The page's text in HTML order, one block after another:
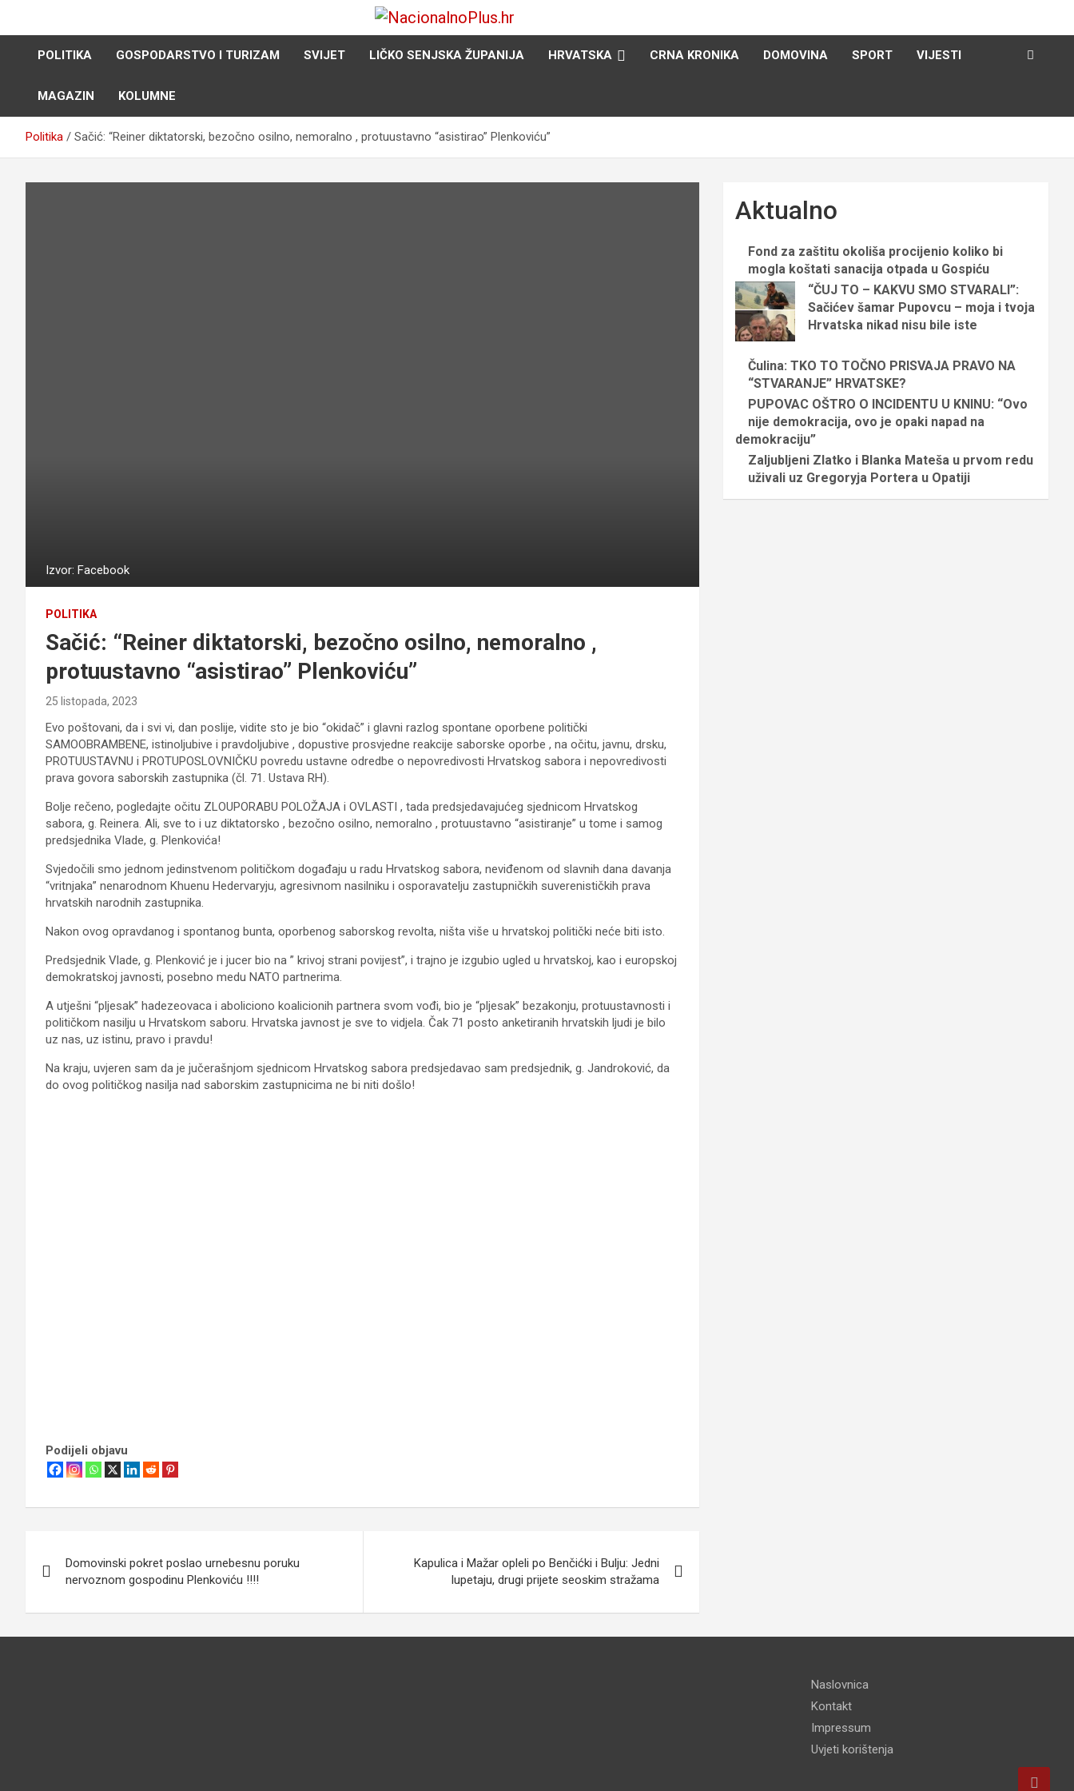
NacionalnoPlus.hr
Nacija želi znati više
POLITIKA
GOSPODARSTVO I TURIZAM SVIJET LIČKO SENJSKA ŽUPANIJA HRVATSKA CRNA KRONIKA DOMOVINA SPORT VIJESTI
MAGAZIN KOLUMNE
Politika Sačić: “Reiner diktatorski, bezočno osilno, nemoralno , protuustavno “asistirao” Plenkoviću”
Izvor: Facebook
POLITIKA
Sačić: “Reiner diktatorski, bezočno osilno, nemoralno ,
protuustavno “asistirao” Plenkoviću”
25 listopada, 2023
Evo poštovani, da i svi vi, dan poslije, vidite sto je bio “okidač” i glavni razlog spontane oporbene politički
SAMOOBRAMBENE, istinoljubive i pravdoljubive , dopustive prosvjedne reakcije saborske oporbe , na očitu, javnu, drsku,
PROTUUSTAVNU i PROTUPOSLOVNIČKU povredu ustavne odredbe o nepovredivosti Hrvatskog sabora i nepovredivosti
prava govora saborskih zastupnika (čl. 71. Ustava RH).
Bolje rečeno, pogledajte očitu ZLOUPORABU POLOŽAJA i OVLASTI , tada predsjedavajućeg sjednicom Hrvatskog
sabora, g. Reinera. Ali, sve to i uz diktatorsko , bezočno osilno, nemoralno , protuustavno “asistiranje” u tome i samog
predsjednika Vlade, g. Plenkovića!
Svjedočili smo jednom jedinstvenom političkom događaju u radu Hrvatskog sabora, neviđenom od slavnih dana davanja
“vritnjaka” nenarodnom Khuenu Hedervaryju, agresivnom nasilniku i osporavatelju zastupničkih suverenističkih prava
hrvatskih narodnih zastupnika.
Nakon ovog opravdanog i spontanog bunta, oporbenog saborskog revolta, ništa više u hrvatskoj politički neće biti isto.
Predsjednik Vlade, g. Plenković je i jucer bio na ” krivoj strani povijest”, i trajno je izgubio ugled u hrvatskoj, kao i europskoj
demokratskoj javnosti, posebno medu NATO partnerima.
A utješni “pljesak” hadezeovaca i aboliciono koalicionih partnera svom vođi, bio je “pljesak” bezakonju, protuustavnosti i
političkom nasilju u Hrvatskom saboru. Hrvatska javnost je sve to vidjela. Čak 71 posto anketiranih hrvatskih ljudi je bilo
uz nas, uz istinu, pravo i pravdu!
Na kraju, uvjeren sam da je jučerašnjom sjednicom Hrvatskog sabora predsjedavao sam predsjednik, g. Jandroković, da
do ovog političkog nasilja nad saborskim zastupnicima ne bi niti došlo!
Podijeli objavu
objava
Domovinski pokret poslao urnebesnu poruku
nervoznom gospodinu Plenkoviću !!!!
Kapulica i Mažar opleli po Benčićki i Bulju: Jedni
lupetaju, drugi prijete seoskim stražama
Aktualno
Fond za zaštitu okoliša procijenio koliko bi
mogla koštati sanacija otpada u Gospiću
“ČUJ TO – KAKVU SMO STVARALI”:
Sačićev šamar Pupovcu – moja i tvoja
Hrvatska nikad nisu bile iste
Čulina: TKO TO TOČNO PRISVAJA PRAVO NA
“STVARANJE” HRVATSKE?
PUPOVAC OŠTRO O INCIDENTU U KNINU: “Ovo
nije demokracija, ovo je opaki napad na
demokraciju”
Zaljubljeni Zlatko i Blanka Mateša u prvom redu
uživali uz Gregoryja Portera u Opatiji
Naslovnica
Kontakt
Impressum
Uvjeti korištenja